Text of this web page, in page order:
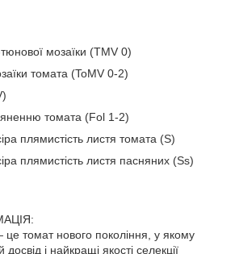
мозаїки (TMV 0)
томата (ToMV 0-2)
томата (Fol 1-2)
плямистість листя томата (S)
плямистість листя пасняних (Ss)
томат нового покоління, у якому
досвід і найкращі якості селекції